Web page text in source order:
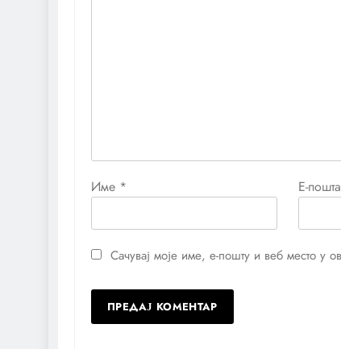
Име * Е-пошта
Сачувај моје име, е-пошту и веб место у